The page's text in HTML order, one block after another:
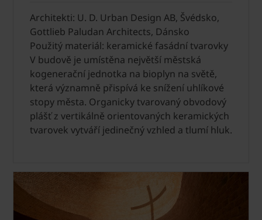
Architekti: U. D. Urban Design AB, Švédsko,
Gottlieb Paludan Architects, Dánsko
Použitý materiál: keramické fasádní tvarovky
V budově je umístěna největší městská
kogenerační jednotka na bioplyn na světě,
která významně přispívá ke snížení uhlíkové
stopy města. Organicky tvarovaný obvodový
plášť z vertikálně orientovaných keramických
tvarovek vytváří jedinečný vzhled a tlumí hluk.